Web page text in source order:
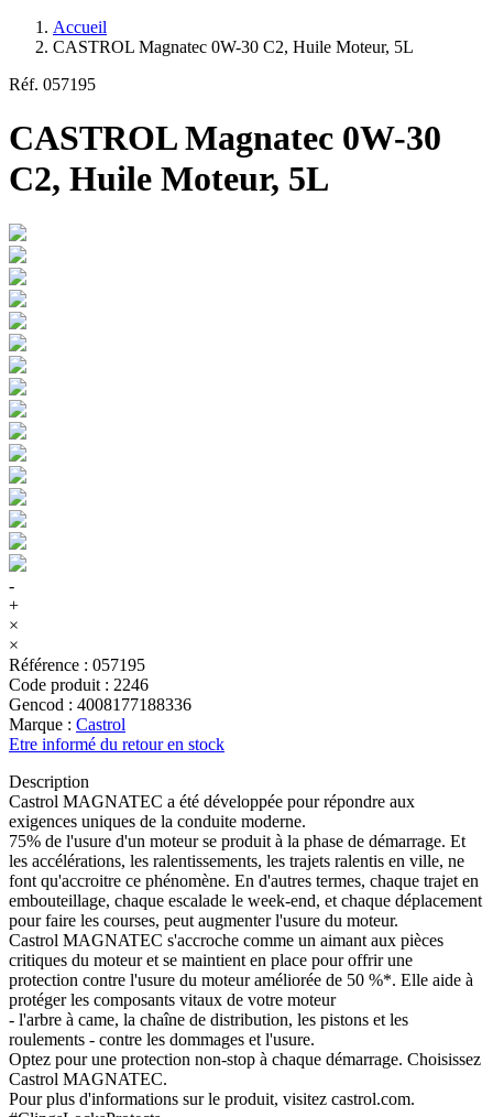
Accueil
CASTROL Magnatec 0W-30 C2, Huile Moteur, 5L
Réf. 057195
CASTROL Magnatec 0W-30
C2, Huile Moteur, 5L
-
+
×
×
Référence : 057195
Code produit : 2246
Gencod : 4008177188336
Marque : Castrol
Etre informé du retour en stock
Description
Castrol MAGNATEC a été développée pour répondre aux
exigences uniques de la conduite moderne.
75% de l'usure d'un moteur se produit à la phase de démarrage. Et
les accélérations, les ralentissements, les trajets ralentis en ville, ne
font qu'accroitre ce phénomène. En d'autres termes, chaque trajet en
embouteillage, chaque escalade le week-end, et chaque déplacement
pour faire les courses, peut augmenter l'usure du moteur.
Castrol MAGNATEC s'accroche comme un aimant aux pièces
critiques du moteur et se maintient en place pour offrir une
protection contre l'usure du moteur améliorée de 50 %*. Elle aide à
protéger les composants vitaux de votre moteur
- l'arbre à came, la chaîne de distribution, les pistons et les
roulements - contre les dommages et l'usure.
Optez pour une protection non-stop à chaque démarrage. Choisissez
Castrol MAGNATEC.
Pour plus d'informations sur le produit, visitez castrol.com.